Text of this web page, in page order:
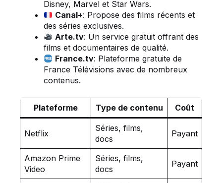
Disney, Marvel et Star Wars.
Canal+: Propose des films récents et
des séries exclusives.
Arte.tv: Un service gratuit offrant des
films et documentaires de qualité.
France.tv: Plateforme gratuite de
France Télévisions avec de nombreux
contenus.
Plateforme Type de contenu Coût
Netflix
Séries, films,
docs
Payant
Amazon Prime
Video
Séries, films,
docs
Payant